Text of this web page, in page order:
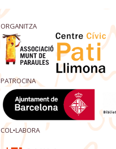
ORGANITZA
PATROCINA
COL•LABORA